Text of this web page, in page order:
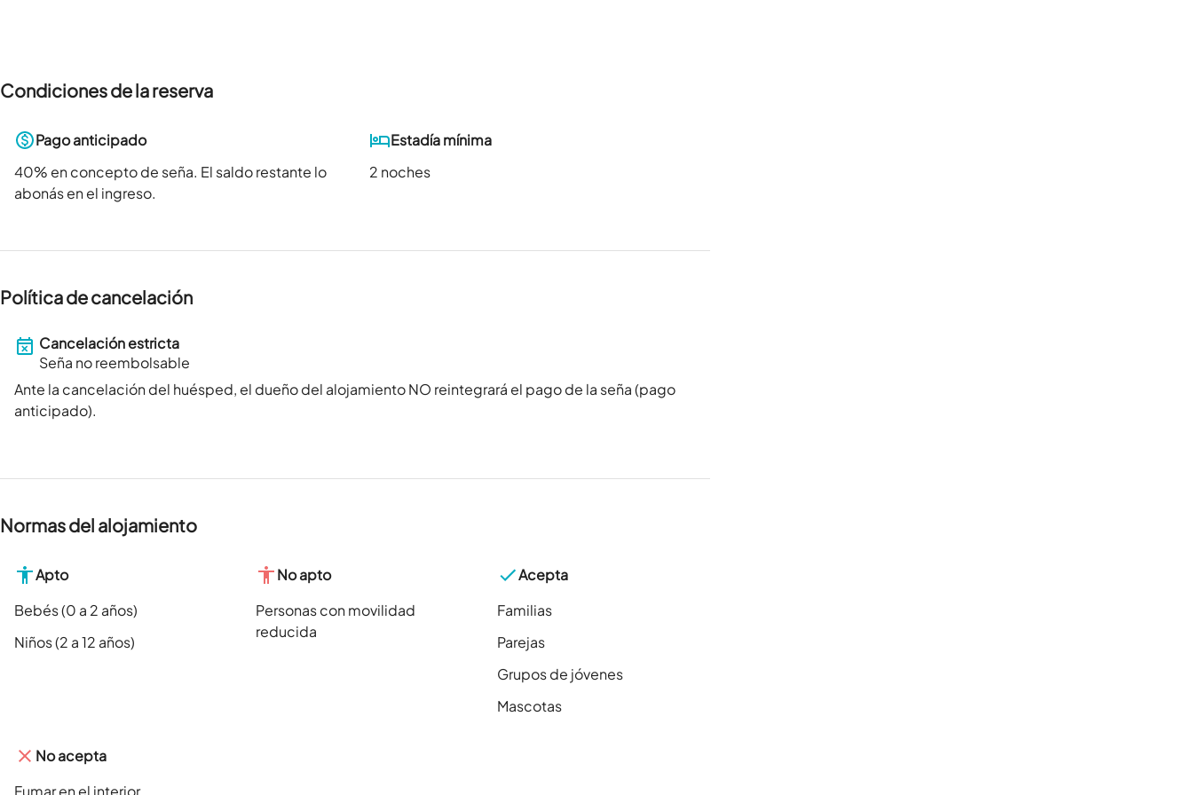
Condiciones de la reserva
Pago anticipado
40% en concepto de seña. El saldo restante lo
abonás en el ingreso.
Estadía mínima
2 noches
Política de cancelación
Cancelación estricta
Seña no reembolsable
Ante la cancelación del huésped, el dueño del alojamiento NO reintegrará el pago de la seña (pago
anticipado).
Normas del alojamiento
Apto
Bebés (0 a 2 años)
Niños (2 a 12 años)
No apto
Personas con movilidad
reducida
Acepta
Familias
Parejas
Grupos de jóvenes
Mascotas
No acepta